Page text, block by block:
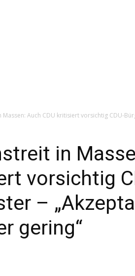
Massen: Auch CDU kritisiert vorsichtig CDU-
in
vorsichtig
–
gering“